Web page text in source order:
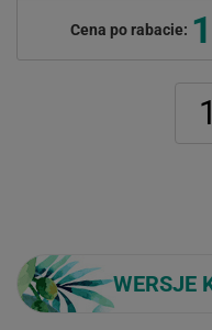
Cena po rabacie:
WERSJE